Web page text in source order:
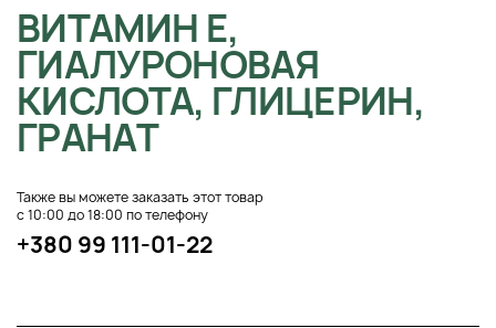
ВИТАМИН Е,
ГИАЛУРОНОВАЯ
КИСЛОТА, ГЛИЦЕРИН,
ГРАНАТ
Также вы можете заказать этот товар
с 10:00 до 18:00 по телефону
+380 99 111-01-22